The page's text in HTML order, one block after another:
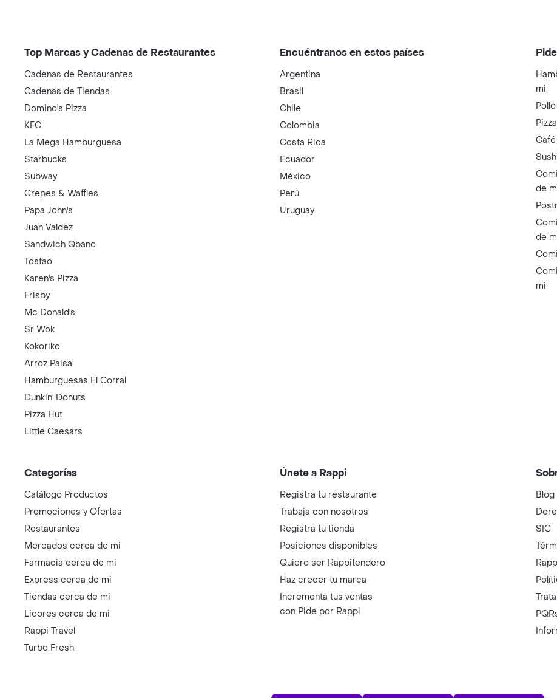
Top Marcas y Cadenas de Restaurantes
Cadenas de Restaurantes
Cadenas de Tiendas
Domino's Pizza
KFC
La Mega Hamburguesa
Starbucks
Subway
Crepes & Waffles
Papa John's
Juan Valdez
Sandwich Qbano
Tostao
Karen's Pizza
Frisby
Mc Donald's
Sr Wok
Kokoriko
Arroz Paisa
Hamburguesas El Corral
Dunkin' Donuts
Pizza Hut
Little Caesars
Encuéntranos en estos países
Argentina
Brasil
Chile
Colombia
Costa Rica
Ecuador
México
Perú
Uruguay
mi
de
de
mi
Categorías
Catálogo Productos
Promociones y Ofertas
Restaurantes
Mercados cerca de mi
Farmacia cerca de mi
Express cerca de mi
Tiendas cerca de mi
Licores cerca de mi
Rappi Travel
Turbo Fresh
Únete a Rappi
Registra tu restaurante
Trabaja con nosotros
Registra tu tienda
Posiciones disponibles
Quiero ser Rappitendero
Haz crecer tu marca
Incrementa tus ventas
con Pide por Rappi
Blog
SIC